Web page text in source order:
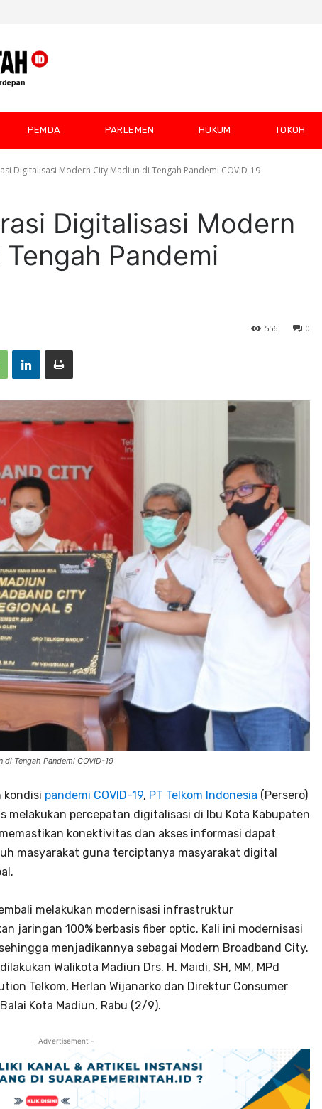
PEMDA PARLEMEN HUKUM TOKOH
Digitalisasi Modern City Madiun di Tengah Pandemi COVID-19
Digitalisasi Modern
Pandemi
0
556
Tengah Pandemi COVID-19
kondisi pandemi COVID-19, PT Telkom Indonesia (Persero)
melakukan percepatan digitalisasi di Ibu Kota Kabupaten
konektivitas dan akses informasi dapat
masyarakat guna terciptanya masyarakat digital
melakukan modernisasi infrastruktur
jaringan 100% berbasis fiber optic. Kali ini modernisasi
menjadikannya sebagai Modern Broadband City.
Walikota Madiun Drs. H. Maidi, SH, MM, MPd
Telkom, Herlan Wijanarko dan Direktur Consumer
Kota Madiun, Rabu (2/9).
- Advertisement -